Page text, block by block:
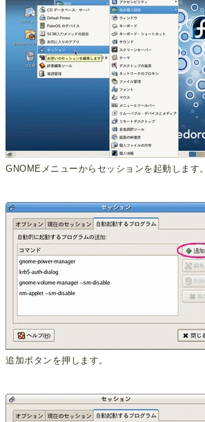
GNOMEメニューからセッションを起動します。
追加ボタンを押します。